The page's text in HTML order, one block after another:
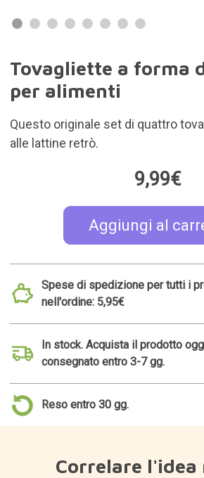
Tovagliette a forma
per alimenti
Questo originale set di quattro
alle lattine retrò.
9,99€
Aggiungi al
Spese di spedizione per tutti i
nell'ordine: 5,95€
In stock. Acquista il prodotto
consegnato entro 3-7 gg.
Reso entro 30 gg.
Correlare l'idea